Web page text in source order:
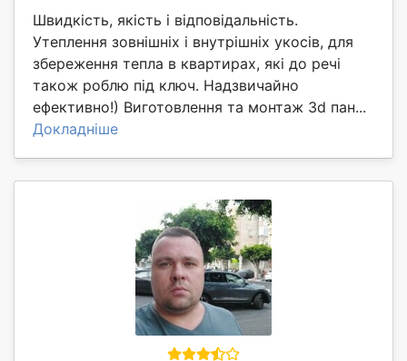
Швидкість, якість і відповідальність.
Утеплення зовнішніх і внутрішніх укосів, для
збереження тепла в квартирах, які до речі
також роблю під ключ. Надзвичайно
ефективно!) Виготовлення та монтаж 3d пан...
Докладніше